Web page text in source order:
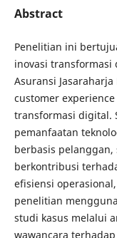
Abstract
Penelitian ini
inovasi transformasi
Asuransi
customer
transformasi digital.
pemanfaatan
berbasis
berkontribusi
efisiensi
penelitian
studi kasus melalui
wawancara